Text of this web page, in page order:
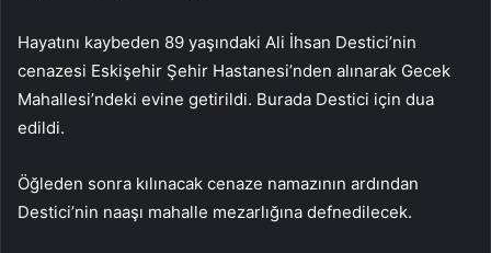
Hayatını kaybeden 89 yaşındaki Ali İhsan Destici’nin
cenazesi Eskişehir Şehir Hastanesi’nden alınarak Gecek
Mahallesi’ndeki evine getirildi. Burada Destici için dua
edildi.
Öğleden sonra kılınacak cenaze namazının ardından
Destici’nin naaşı mahalle mezarlığına defnedilecek.